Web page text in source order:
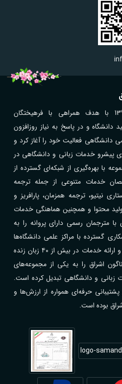
شبکه مترجمین در سال 1393 با هدف همراهی با فرهیختگان
دانشگاه و در پاسخ به نیاز روزافزون
فعالیت خود را آغاز کرد و
پیشرو خدمات زبانی و دانشگاهی در
با بهره‌گیری از شبکه‌ای گسترده از
خدمات متنوعی از جمله ترجمه
نیتیو، ترجمه همزمان، پارافریز و
محتوا و همچنین هماهنگی خدمات
مترجمان رسمی دارای پروانه را به
گسترده با مراکز علمی دانشگاه‌ها
شرکت‌ها و سازمان‌های مختلف و ارائه خدمات در بیش از ۴۰ زبان زنده
اشراق را به یکی از مجموعه‌های
و دانشگاهی تبدیل کرده است.
حرفه‌ای همواره از ارزش‌ها و
بوده است.